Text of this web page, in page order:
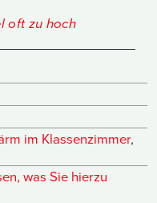
oft zu hoch
im Klassenzimmer,
was Sie hierzu